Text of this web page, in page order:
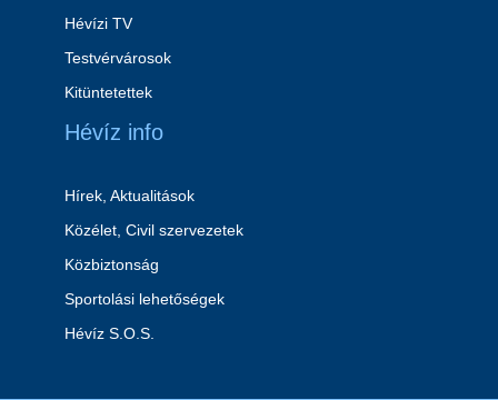
Hévízi TV
Testvérvárosok
Kitüntetettek
Hévíz info
Hírek, Aktualitások
Közélet, Civil szervezetek
Közbiztonság
Sportolási lehetőségek
Hévíz S.O.S.